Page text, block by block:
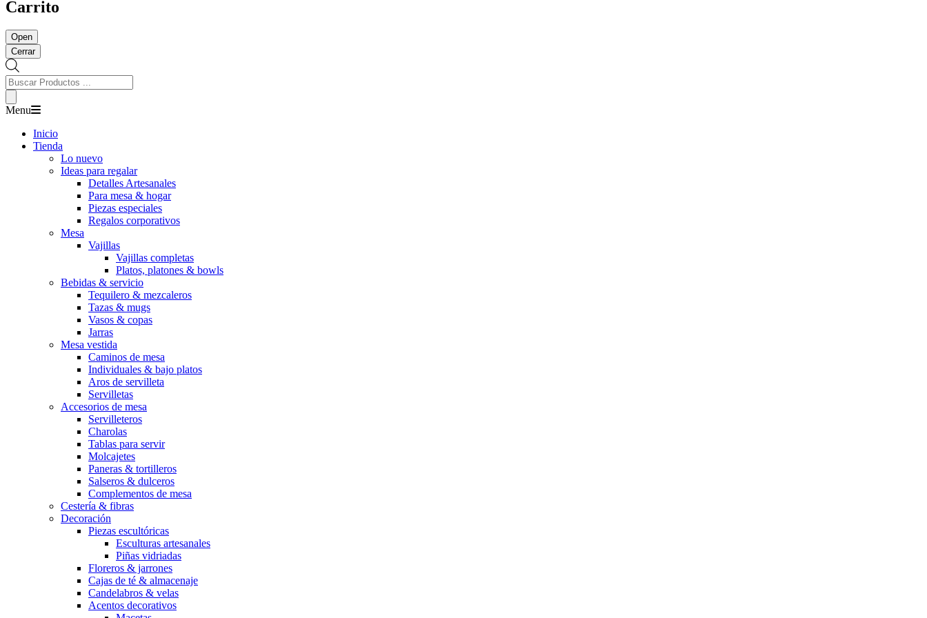
Carrito
Open
Cerrar
Búsqueda
de
Productos
Menu
Inicio
Tienda
Lo nuevo
Ideas para regalar
Detalles Artesanales
Para mesa & hogar
Piezas especiales
Regalos corporativos
Mesa
Vajillas
Vajillas completas
Platos, platones & bowls
Bebidas & servicio
Tequilero & mezcaleros
Tazas & mugs
Vasos & copas
Jarras
Mesa vestida
Caminos de mesa
Individuales & bajo platos
Aros de servilleta
Servilletas
Accesorios de mesa
Servilleteros
Charolas
Tablas para servir
Molcajetes
Paneras & tortilleros
Salseros & dulceros
Complementos de mesa
Cestería & fibras
Decoración
Piezas escultóricas
Esculturas artesanales
Piñas vidriadas
Floreros & jarrones
Cajas de té & almacenaje
Candelabros & velas
Acentos decorativos